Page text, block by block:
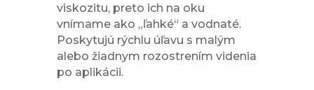
viskozitu, preto ich na oku
vnímame ako „ľahké“ a vodnaté.
Poskytujú rýchlu úľavu s malým
alebo žiadnym rozostrením videnia
po aplikácii.